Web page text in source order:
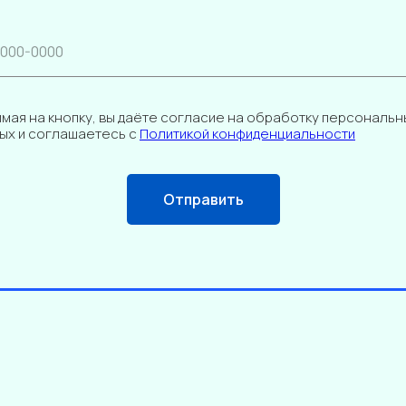
на кнопку, вы даёте согласие на обработку
и соглашаетесь с Политикой конфиденциальности
Отправить